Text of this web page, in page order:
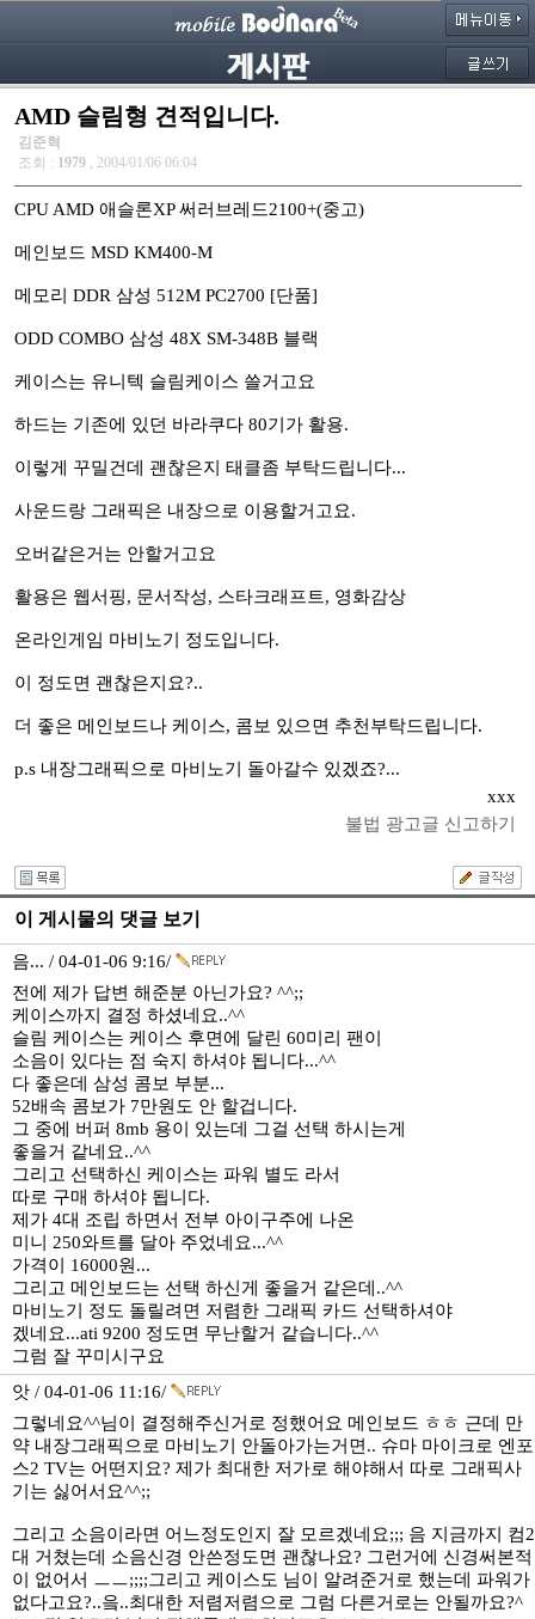
AMD 슬림형 견적입니다.
김준혁
조회 : 1979 , 2004/01/06 06:04
CPU AMD 애슬론XP 써러브레드2100+(중고)
메인보드 MSD KM400-M
메모리 DDR 삼성 512M PC2700 [단품]
ODD COMBO 삼성 48X SM-348B 블랙
케이스는 유니텍 슬림케이스 쓸거고요
하드는 기존에 있던 바라쿠다 80기가 활용.
이렇게 꾸밀건데 괜찮은지 태클좀 부탁드립니다...
사운드랑 그래픽은 내장으로 이용할거고요.
오버같은거는 안할거고요
활용은 웹서핑, 문서작성, 스타크래프트, 영화감상
온라인게임 마비노기 정도입니다.
이 정도면 괜찮은지요?..
더 좋은 메인보드나 케이스, 콤보 있으면 추천부탁드립니다.
p.s 내장그래픽으로 마비노기 돌아갈수 있겠죠?...
xxx
불법 광고글 신고하기
이 게시물의 댓글 보기
음... / 04-01-06 9:16/
전에 제가 답변 해준분 아닌가요? ^^;;
케이스까지 결정 하셨네요..^^
슬림 케이스는 케이스 후면에 달린 60미리 팬이
소음이 있다는 점 숙지 하셔야 됩니다...^^
다 좋은데 삼성 콤보 부분...
52배속 콤보가 7만원도 안 할겁니다.
그 중에 버퍼 8mb 용이 있는데 그걸 선택 하시는게
좋을거 같네요..^^
그리고 선택하신 케이스는 파워 별도 라서
따로 구매 하셔야 됩니다.
제가 4대 조립 하면서 전부 아이구주에 나온
미니 250와트를 달아 주었네요...^^
가격이 16000원...
그리고 메인보드는 선택 하신게 좋을거 같은데..^^
마비노기 정도 돌릴려면 저렴한 그래픽 카드 선택하셔야
겠네요...ati 9200 정도면 무난할거 같습니다..^^
그럼 잘 꾸미시구요
앗 / 04-01-06 11:16/
그렇네요^^님이 결정해주신거로 정했어요 메인보드 ㅎㅎ 근데 만
약 내장그래픽으로 마비노기 안돌아가는거면.. 슈마 마이크로 엔포
스2 TV는 어떤지요? 제가 최대한 저가로 해야해서 따로 그래픽사
기는 싫어서요^^;;
그리고 소음이라면 어느정도인지 잘 모르겠네요;;; 음 지금까지 컴2
대 거쳤는데 소음신경 안쓴정도면 괜찮나요? 그런거에 신경써본적
이 없어서 ㅡㅡ;;;;그리고 케이스도 님이 알려준거로 했는데 파워가
없다고요?..읔..최대한 저렴저렴으로 그럼 다른거로는 안될까요?^